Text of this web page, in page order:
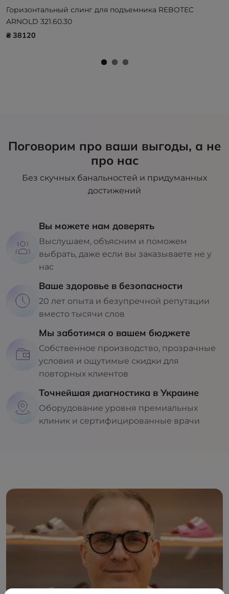
Горизонтальный слинг для подъемника REBOTEC
ARNOLD 321.60.30
₴ 38120
Поговорим про ваши выгоды, а не
про нас
Без скучных банальностей и придуманных
достижений
Вы можете нам доверять
Выслушаем, объясним и поможем
выбрать, даже если вы заказываете не у
нас
Ваше здоровье в безопасности
20 лет опыта и безупречной репутации
вместо тысячи слов
Мы заботимся о вашем бюджете
Собственное производство, прозрачные
условия и ощутимые скидки для
повторных клиентов
Точнейшая диагностика в Украине
Оборудование уровня премиальных
клиник и сертифицированные врачи